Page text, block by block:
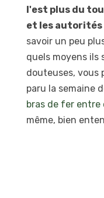
l'est plus du
et les autorités
savoir un peu
quels moyens ils
douteuses, vous
paru la semaine
bras de fer entre
même, bien